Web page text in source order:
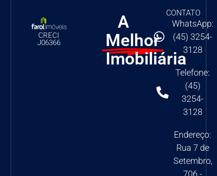
CRECI
J06366
A
Melhor
Imobiliária
CONTATO
WhatsApp:
(45) 3254-
3128
Telefone:
(45)
3254-
3128
Endereço:
Rua 7 de
Setembro,